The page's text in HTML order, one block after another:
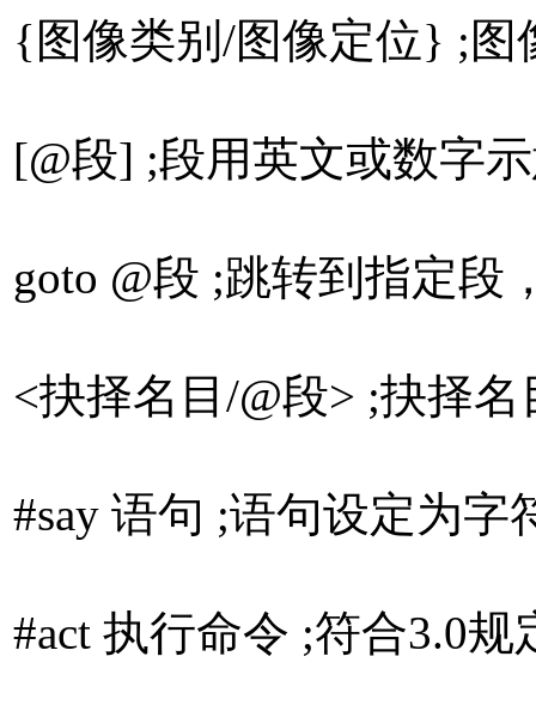
{图像类别/图像定位} ;图
[@段] ;段用英文或数字
goto @段 ;跳转到指定段
<抉择名目/@段> ;抉择
#say 语句 ;语句设定为
#act 执行命令 ;符合3.0